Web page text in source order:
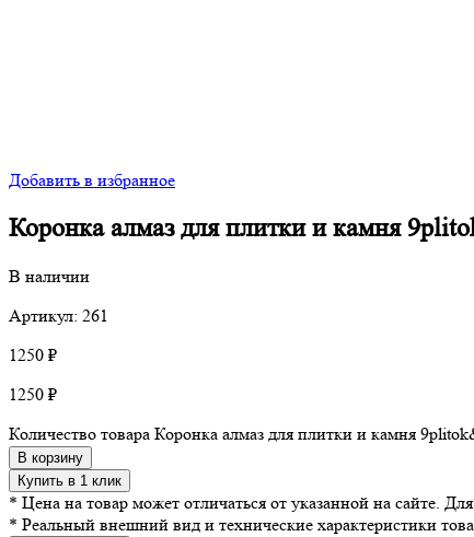
Добавить в избранное
Коронка алмаз для плитки и камня
В наличии
Артикул: 261
1250 ₽
1250 ₽
Количество товара Коронка алмаз для плитки и камня
В корзину
Купить в 1 клик
* Цена на товар может отличаться от указанной на сайте.
* Реальный внешний вид и технические характеристики